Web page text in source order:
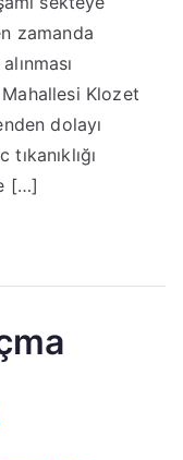
zamanda
Klozet
dolayı
[…]